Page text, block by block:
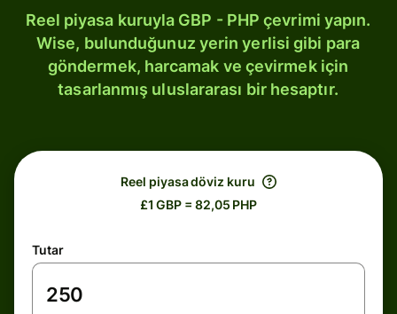
Reel piyasa kuruyla GBP - PHP çevrimi yapın.
Wise, bulunduğunuz yerin yerlisi gibi para
göndermek, harcamak ve çevirmek için
tasarlanmış uluslararası bir hesaptır.
Reel piyasa döviz kuru
£1 GBP = 82,05 PHP
Tutar